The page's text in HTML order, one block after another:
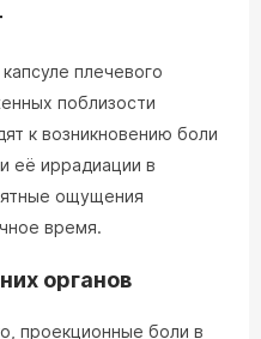
плечевого
поблизости
к возникновению боли
её иррадиации в
ощущения
время.
органов
проекционные боли в